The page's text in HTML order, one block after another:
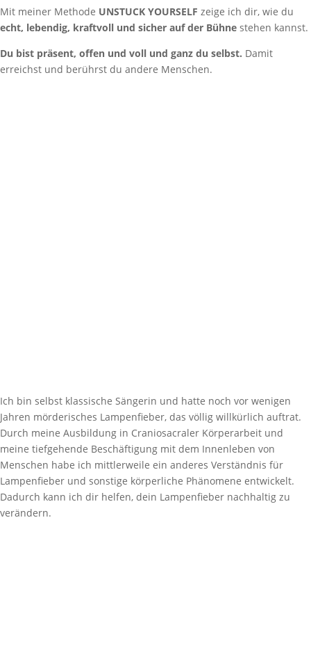
Mit meiner Methode UNSTUCK YOURSELF zeige ich dir, wie du
echt, lebendig, kraftvoll und sicher auf der Bühne stehen kannst.
Du bist präsent, offen und voll und ganz du selbst. Damit
erreichst und berührst du andere Menschen.
Ich bin selbst klassische Sängerin und hatte noch vor wenigen
Jahren mörderisches Lampenfieber, das völlig willkürlich auftrat.
Durch meine Ausbildung in Craniosacraler Körperarbeit und
meine tiefgehende Beschäftigung mit dem Innenleben von
Menschen habe ich mittlerweile ein anderes Verständnis für
Lampenfieber und sonstige körperliche Phänomene entwickelt.
Dadurch kann ich dir helfen, dein Lampenfieber nachhaltig zu
verändern.